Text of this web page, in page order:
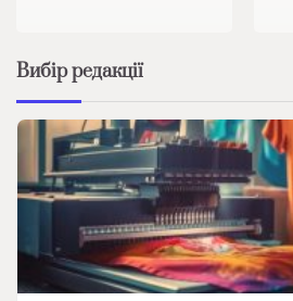
Вибір редакції